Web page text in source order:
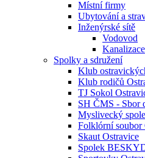
Místní firmy
Ubytování a
Inženýrské sítě
Vodovod
Kanalizace
Spolky a sdružení
Klub
Klub rodičů
TJ Sokol
SH ČMS - Sbor
Myslivecký
Folklórní
Skaut Ostravice
Spolek